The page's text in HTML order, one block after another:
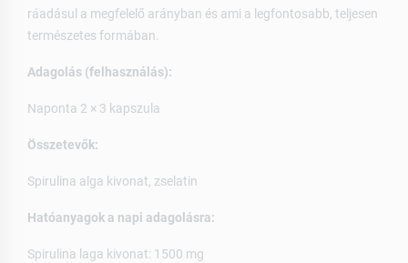
ráadásul a megfelelő arányban és ami a legfontosabb, teljesen
természetes formában.
Adagolás (felhasználás):
Naponta 2 × 3 kapszula
Összetevők:
Spirulina alga kivonat, zselatin
Hatóanyagok a napi adagolásra:
Spirulina laga kivonat: 1500 mg